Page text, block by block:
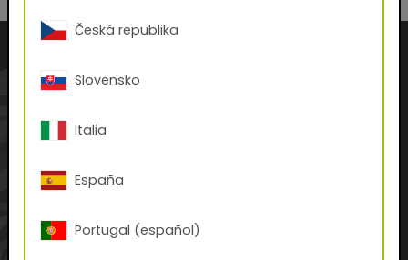
TIGER S.A.R.L.
40, allée du Beaujolais
P.A. de Montfray
Česká republika
Slovensko
Italia
España
Portugal (español)